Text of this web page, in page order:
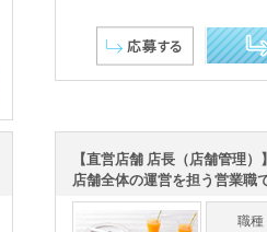
【直営店舗 店長（店舗管理
店舗全体の運営を担う営業職
職種